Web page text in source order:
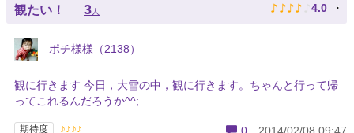
観たい！ 3人 ♪ ♪ ♪ ♪ ♪ 4.0
ポチ様様（2138）
観に行きます 今日，大雪の中，観に行きます。ちゃんと行って帰
ってこれるんだろうか^^;
期待度 ♪♪♪♪